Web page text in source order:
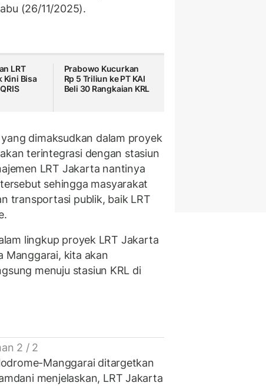
(26/11/2025).
LRT
Kini Bisa
Prabowo Kucurkan
Rp 5 Triliun ke PT KAI
Beli 30 Rangkaian KRL
dimaksudkan dalam proyek
terintegrasi dengan stasiun
LRT Jakarta nantinya
sehingga masyarakat
transportasi publik, baik LRT
lingkup proyek LRT Jakarta
Manggarai, kita akan
menuju stasiun KRL di
2 / 2
Manggarai ditargetkan
menjelaskan, LRT Jakarta